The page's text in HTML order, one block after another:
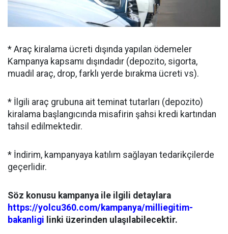
* Araç kiralama ücreti dışında yapılan ödemeler
Kampanya kapsamı dışındadır (depozito, sigorta,
muadil araç, drop, farklı yerde bırakma ücreti vs).
* İlgili araç grubuna ait teminat tutarları (depozito)
kiralama başlangıcında misafirin şahsi kredi kartından
tahsil edilmektedir.
* İndirim, kampanyaya katılım sağlayan tedarikçilerde
geçerlidir.
Söz konusu kampanya ile ilgili detaylara
https://yolcu360.com/kampanya/milliegitim-
bakanligi linki üzerinden ulaşılabilecektir.